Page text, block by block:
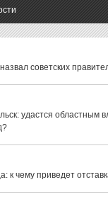
советских
удастся областным
к чему приведет